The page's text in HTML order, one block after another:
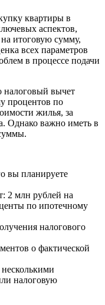
квартиры в
аспектов,
итоговую сумму,
всех параметров
в процессе подачи
налоговый вычет
процентов по
жилья, за
Однако важно иметь в
вы планируете
2 млн рублей на
по ипотечному
налогового
о фактической
налоговую